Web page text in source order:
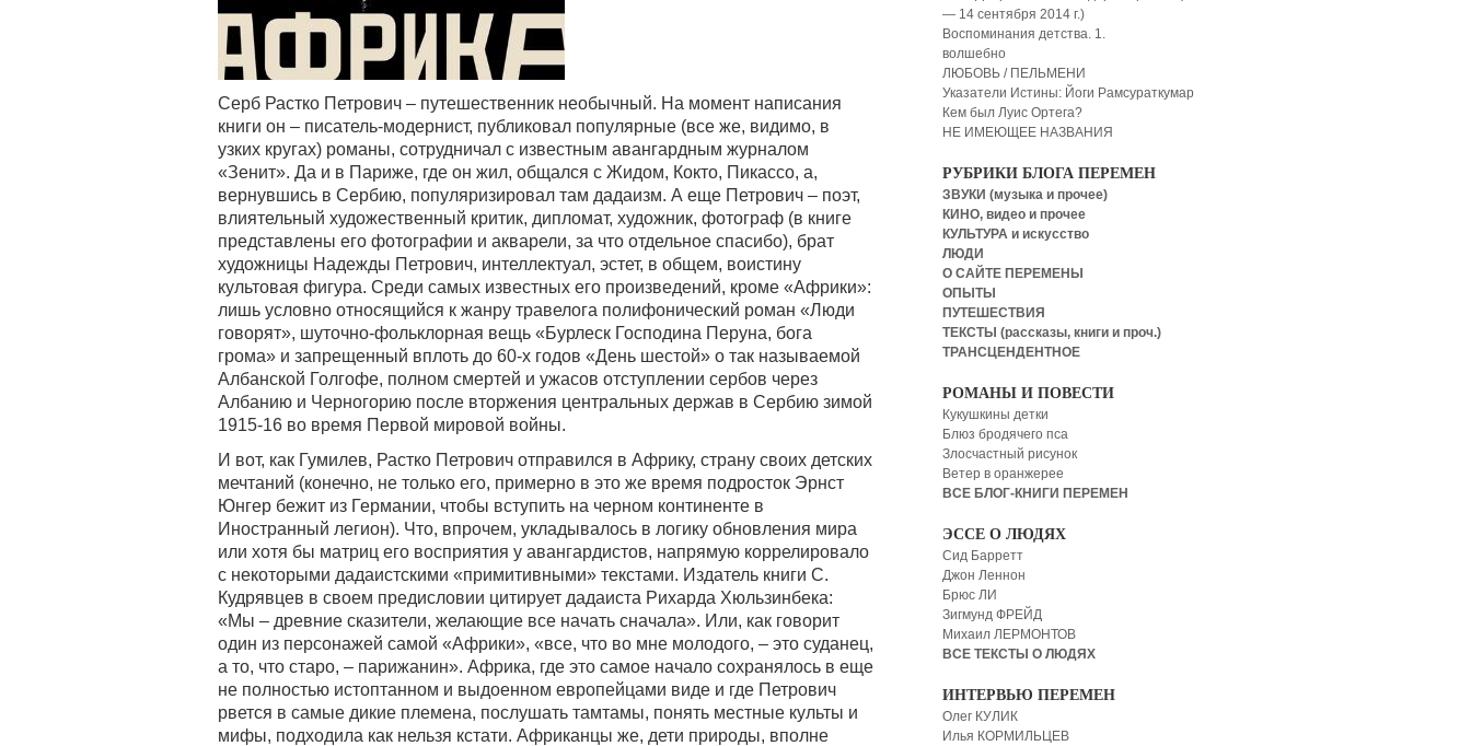
Серб Растко Петрович – путешественник необычный. На момент написания
книги он – писатель-модернист, публиковал популярные (все же, видимо, в
узких кругах) романы, сотрудничал с известным авангардным журналом
«Зенит». Да и в Париже, где он жил, общался с Жидом, Кокто, Пикассо, а,
вернувшись в Сербию, популяризировал там дадаизм. А еще Петрович – поэт,
влиятельный художественный критик, дипломат, художник, фотограф (в книге
представлены его фотографии и акварели, за что отдельное спасибо), брат
художницы Надежды Петрович, интеллектуал, эстет, в общем, воистину
культовая фигура. Среди самых известных его произведений, кроме «Африки»:
лишь условно относящийся к жанру травелога полифонический роман «Люди
говорят», шуточно-фольклорная вещь «Бурлеск Господина Перуна, бога
грома» и запрещенный вплоть до 60-х годов «День шестой» о так называемой
Албанской Голгофе, полном смертей и ужасов отступлении сербов через
Албанию и Черногорию после вторжения центральных держав в Сербию зимой
1915-16 во время Первой мировой войны.
И вот, как Гумилев, Растко Петрович отправился в Африку, страну своих детских
мечтаний (конечно, не только его, примерно в это же время подросток Эрнст
Юнгер бежит из Германии, чтобы вступить на черном континенте в
Иностранный легион). Что, впрочем, укладывалось в логику обновления мира
или хотя бы матриц его восприятия у авангардистов, напрямую коррелировало
с некоторыми дадаистскими «примитивными» текстами. Издатель книги С.
Кудрявцев в своем предисловии цитирует дадаиста Рихарда Хюльзинбека:
«Мы – древние сказители, желающие все начать сначала». Или, как говорит
один из персонажей самой «Африки», «все, что во мне молодого, – это суданец,
а то, что старо, – парижанин». Африка, где это самое начало сохранялось в еще
не полностью истоптанном и выдоенном европейцами виде и где Петрович
рвется в самые дикие племена, послушать тамтамы, понять местные культы и
мифы, подходила как нельзя кстати. Африканцы же, дети природы, вполне
— 14 сентября 2014 г.)
Воспоминания детства. 1.
волшебно
ЛЮБОВЬ / ПЕЛЬМЕНИ
Указатели Истины: Йоги Рамсураткумар
Кем был Луис Ортега?
НЕ ИМЕЮЩЕЕ НАЗВАНИЯ
РУБРИКИ БЛОГА ПЕРЕМЕН
ЗВУКИ (музыка и прочее)
КИНО, видео и прочее
КУЛЬТУРА и искусство
ЛЮДИ
О САЙТЕ ПЕРЕМЕНЫ
ОПЫТЫ
ПУТЕШЕСТВИЯ
ТЕКСТЫ (рассказы, книги и проч.)
ТРАНСЦЕНДЕНТНОЕ
РОМАНЫ И ПОВЕСТИ
Кукушкины детки
Блюз бродячего пса
Злосчастный рисунок
Ветер в оранжерее
ВСЕ БЛОГ-КНИГИ ПЕРЕМЕН
ЭССЕ О ЛЮДЯХ
Сид Барретт
Джон Леннон
Брюс ЛИ
Зигмунд ФРЕЙД
Михаил ЛЕРМОНТОВ
ВСЕ ТЕКСТЫ О ЛЮДЯХ
ИНТЕРВЬЮ ПЕРЕМЕН
Олег КУЛИК
Илья КОРМИЛЬЦЕВ